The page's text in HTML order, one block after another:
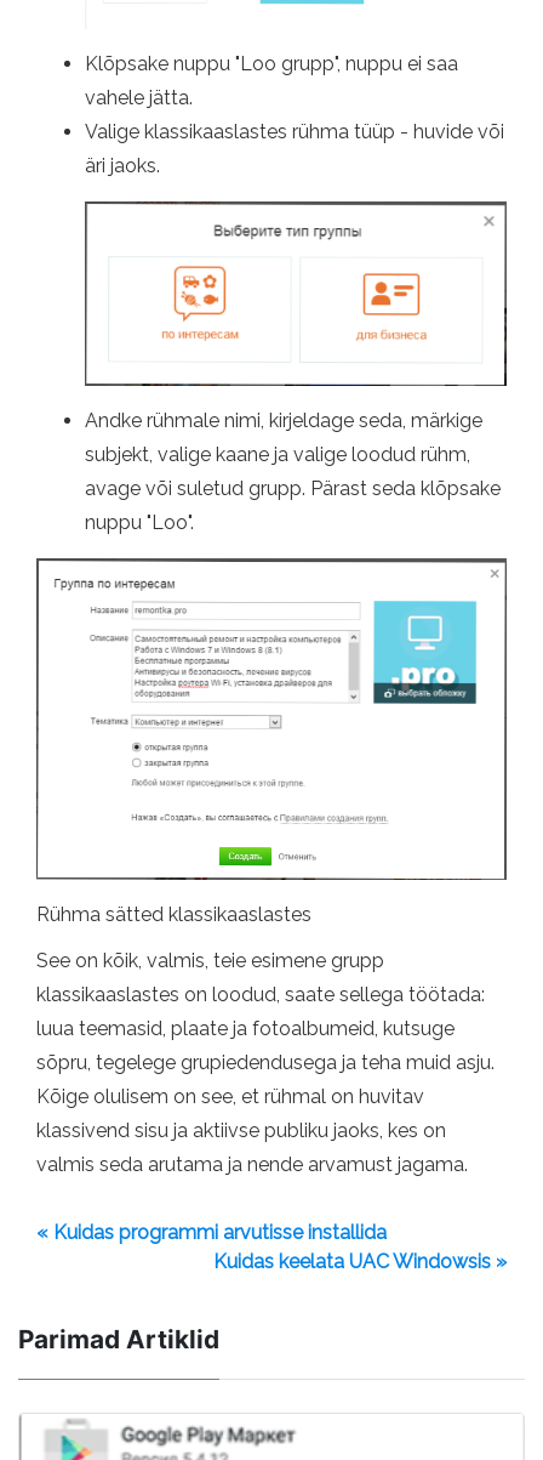
Klõpsake nuppu "Loo grupp", nuppu ei saa
vahele jätta.
Valige klassikaaslastes rühma tüüp - huvide või
äri jaoks.
Andke rühmale nimi, kirjeldage seda, märkige
subjekt, valige kaane ja valige loodud rühm,
avage või suletud grupp. Pärast seda klõpsake
nuppu "Loo".
Rühma sätted klassikaaslastes
See on kõik, valmis, teie esimene grupp
klassikaaslastes on loodud, saate sellega töötada:
luua teemasid, plaate ja fotoalbumeid, kutsuge
sõpru, tegelege grupiedendusega ja teha muid asju.
Kõige olulisem on see, et rühmal on huvitav
klassivend sisu ja aktiivse publiku jaoks, kes on
valmis seda arutama ja nende arvamust jagama.
« Kuidas programmi arvutisse installida
Kuidas keelata UAC Windowsis »
Parimad Artiklid